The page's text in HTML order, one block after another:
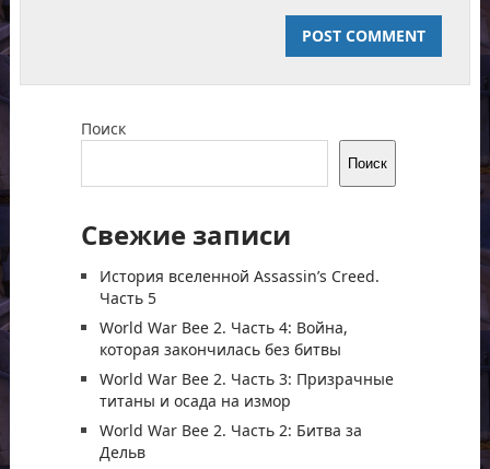
Поиск
Поиск
Свежие записи
История вселенной Assassin’s Creed.
Часть 5
World War Bee 2. Часть 4: Война,
которая закончилась без битвы
World War Bee 2. Часть 3: Призрачные
титаны и осада на измор
World War Bee 2. Часть 2: Битва за
Дельв